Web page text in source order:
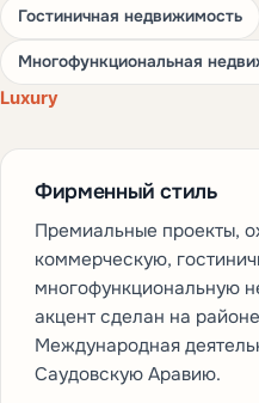
Гостиничная недвижимость
Многофункциональная
Luxury
Фирменный стиль
Премиальные проекты,
коммерческую,
многофункциональную
акцент сделан на
Международная
Саудовскую Аравию.